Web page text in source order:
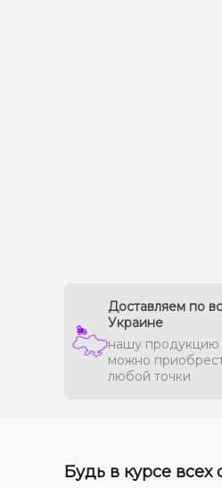
Доставляем по
Украине
нашу продукцию
можно
любой точки
Будь в курсе всех